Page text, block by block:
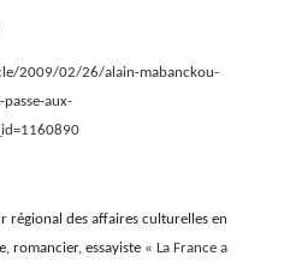
2009/02/26/alain-mabanckou-
aux-
régional des affaires culturelles en
romancier, essayiste « La France a